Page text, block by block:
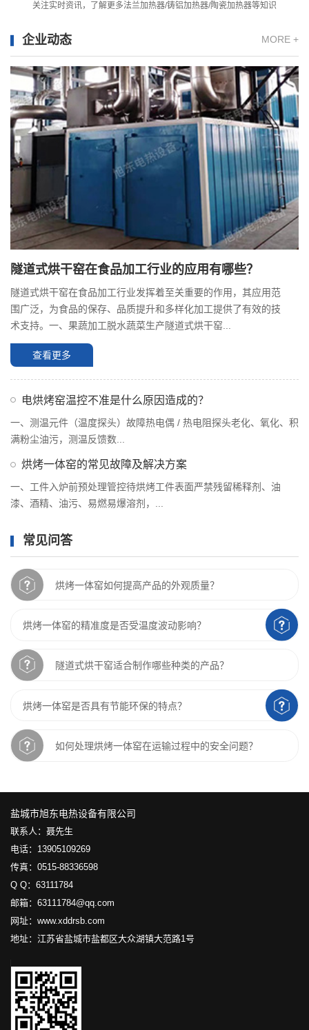
关注实时资讯，了解更多法兰加热器/铸铝加热器/陶瓷加热器等知识
企业动态 MORE +
隧道式烘干窑在食品加工行业的应用有哪些？
隧道式烘干窑在食品加工行业发挥着至关重要的作用，其应用范
围广泛，为食品的保存、品质提升和多样化加工提供了有效的技
术支持。一、果蔬加工脱水蔬菜生产隧道式烘干窑...
查看更多
电烘烤窑温控不准是什么原因造成的？
一、测温元件（温度探头）故障热电偶 / 热电阻探头老化、氧化、积
满粉尘油污，测温反馈数...
烘烤一体窑的常见故障及解决方案
一、工件入炉前预处理管控待烘烤工件表面严禁残留稀释剂、油
漆、酒精、油污、易燃易爆溶剂，...
常见问答
烘烤一体窑如何提高产品的外观质量？
烘烤一体窑的精准度是否受温度波动影响？
隧道式烘干窑适合制作哪些种类的产品？
烘烤一体窑是否具有节能环保的特点？
如何处理烘烤一体窑在运输过程中的安全问题？
盐城市旭东电热设备有限公司
联系人：聂先生
电话：13905109269
传真：0515-88336598
Q Q：63111784
邮箱：63111784@qq.com
网址：www.xddrsb.com
地址：江苏省盐城市盐都区大众湖镇大范路1号